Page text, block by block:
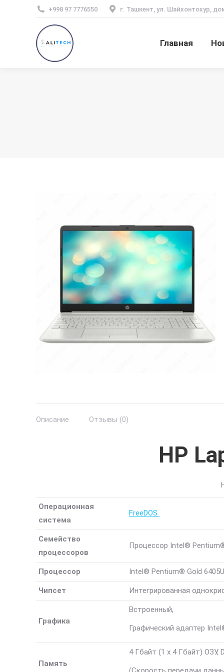
+998 97 7776550 г. Ташкент, ул. Шайхонтохур,
Главная
Описание Отзывы (0)
HP
Операционная
система
FreeDOS
Семейство
процессоров
Процессор Intel®
Процессор Intel® Pentium® Gold
Чипсет Интегрированная
Графика
Встроенный,
Графический адаптер
Память
4 Гбайт (1 x 4 Гбайт) ОЗУ,